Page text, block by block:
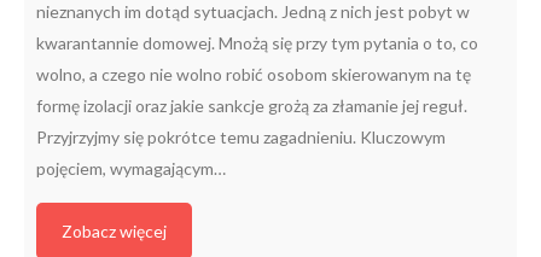
nieznanych im dotąd sytuacjach. Jedną z nich jest pobyt w
kwarantannie domowej. Mnożą się przy tym pytania o to, co
wolno, a czego nie wolno robić osobom skierowanym na tę
formę izolacji oraz jakie sankcje grożą za złamanie jej reguł.
Przyjrzyjmy się pokrótce temu zagadnieniu. Kluczowym
pojęciem, wymagającym…
Zobacz więcej